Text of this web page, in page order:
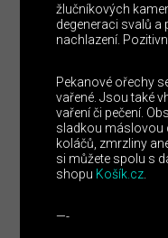
žlučníkových
degeneraci svalů a
nachlazení.
Pekanové ořechy
vařené. Jsou také
vaření či pečení.
sladkou máslovou
koláčů, zmrzliny
si můžete spolu s
shopu Košík.cz
—-